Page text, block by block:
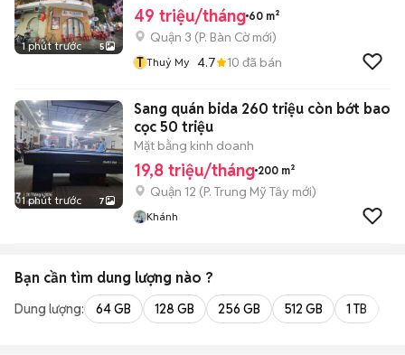
1 phút trước 5
49 triệu/tháng 60 m²
Quận 3 (P. Bàn Cờmới)
T Thuỷ My 4.7 10 đã bán
1 phút trước 7
Sang quán bida 260 triệu còn bớt bao
cọc 50 triệu
Mặt bằng kinh doanh
19,8 triệu/tháng 200 m²
Quận 12 (P. Trung Mỹ Tây mới)
Khánh
Bạn cần tìm dung lượng nào ?
Dung lượng: 64 GB 128 GB 256 GB 512 GB 1 TB